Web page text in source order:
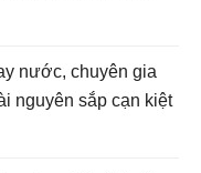
nước, chuyên gia
nguyên sắp cạn kiệt